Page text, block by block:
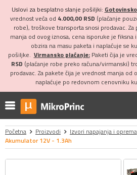
Uslovi za besplatno slanje pošiljki:
vrednost veća od 4.000,00 RSD (plaćanje
robe), troškove transporta snosi prodavac.
manja od ovog iznosa, cena isporuke je fiksna
obzira na masu paketa i naplaćuje se
pošiljke. Virmansko plaćanje:Paketi čija je
RSD (plaćanje robe preko računa/virmanski)
prodavac. Za pakete čija je vrednost manja od
naplaćuje po redovnom cenovniku
Početna Proizvodi Izvori napajanja i oprema
Akumulator 12V - 1.3Ah